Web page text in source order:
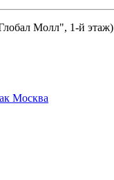
Молл", 1-й этаж)